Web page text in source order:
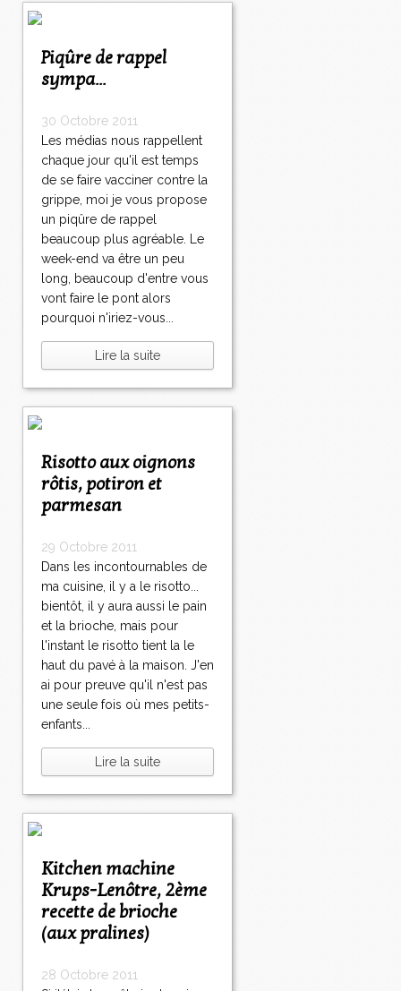
Piqûre de rappel
sympa...
30 Octobre 2011
Les médias nous rappellent
chaque jour qu'il est temps
de se faire vacciner contre la
grippe, moi je vous propose
un piqûre de rappel
beaucoup plus agréable. Le
week-end va être un peu
long, beaucoup d'entre vous
vont faire le pont alors
pourquoi n'iriez-vous...
Lire la suite
Risotto aux oignons
rôtis, potiron et
parmesan
29 Octobre 2011
Dans les incontournables de
ma cuisine, il y a le risotto...
bientôt, il y aura aussi le pain
et la brioche, mais pour
l'instant le risotto tient la le
haut du pavé à la maison. J'en
ai pour preuve qu'il n'est pas
une seule fois où mes petits-
enfants...
Lire la suite
Kitchen machine
Krups-Lenôtre, 2ème
recette de brioche
(aux pralines)
28 Octobre 2011